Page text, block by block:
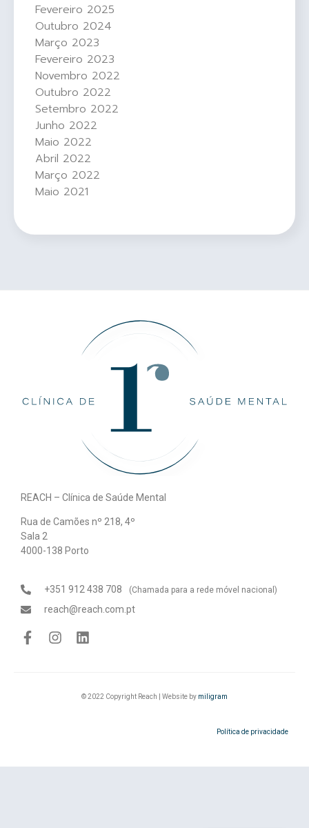
Fevereiro 2025
Outubro 2024
Março 2023
Fevereiro 2023
Novembro 2022
Outubro 2022
Setembro 2022
Junho 2022
Maio 2022
Abril 2022
Março 2022
Maio 2021
+351 912 438 708 (Chamada para a rede móvel nacional)
reach@reach.com.pt
REACH – Clínica de Saúde Mental
Rua de Camões nº 218, 4º
Sala 2
4000-138 Porto
© 2022 Copyright Reach | Website by miligram
Política de privacidade